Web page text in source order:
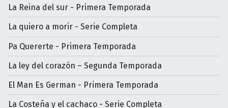
La Reina del sur - Primera Temporada
La quiero a morir - Serie Completa
Pa Quererte - Primera Temporada
La ley del corazón – Segunda Temporada
El Man Es German - Primera Temporada
La Costeña y el cachaco - Serie Completa